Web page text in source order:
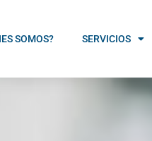
SOMOS? SERVICIOS